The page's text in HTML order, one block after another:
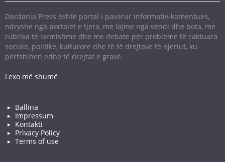
Dardania Press është portal i pavarur informativ-komentues,
ndryshe nga portalet e tjera, me lajme nga vendi dhe bota, me
rubrika të larmishme dhe me debate për probleme të caktuara
sociale, politike, kulturore dhe të të drejtave të njeriut, ku
përfshihen edhe të drejtat e grave.
Lexo më shumë
Ballina
Impressum
Kontakti
Privacy Policy
Terms of use